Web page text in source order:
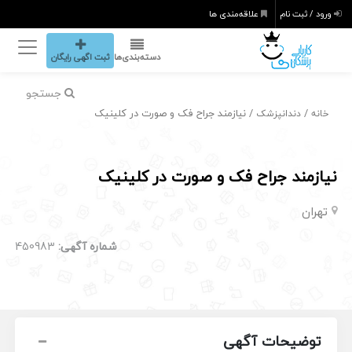
ورود / ثبت نام علاقه‌مندی ها
دسته‌بندی‌ها ثبت اگهی رایگان
جستجو
خانه /دندانپزشک / نیازمند جراح فک و صورت در کلینیک
نیازمند جراح فک و صورت در کلینیک
تهران
شماره آگهی: 450983
توضیحات آگهی